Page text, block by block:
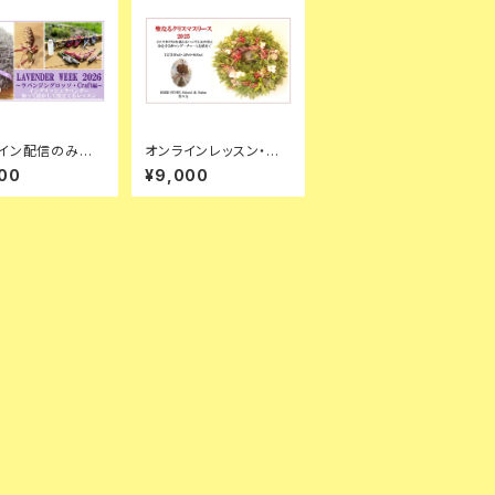
ン配信のみ★
ーウィーク202
ダーバンドル
ス
オンラインレッスン・録
画配信のみ★聖なるク
リスマスリースレッスン
2025
¥9,000